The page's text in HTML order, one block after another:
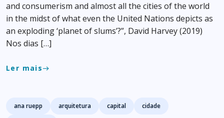
and consumerism and almost all the cities of the world
in the midst of what even the United Nations depicts as
an exploding ‘planet of slums’?”, David Harvey (2019)
Nos dias […]
Ler maiseast
Tags
ana ruepp arquitetura capital
cidade